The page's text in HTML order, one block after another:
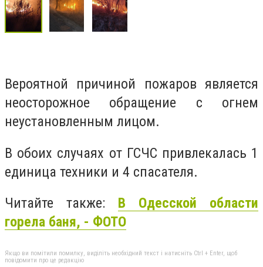
Вероятной причиной пожаров является
неосторожное обращение с огнем
неустановленным лицом.
В обоих случаях от ГСЧС привлекалась 1
единица техники и 4 спасателя.
Читайте также: В Одесской области
горела баня, - ФОТО
Якщо ви помітили помилку, виділіть необхідний текст і натисніть Ctrl + Enter, щоб
повідомити про це редакцію